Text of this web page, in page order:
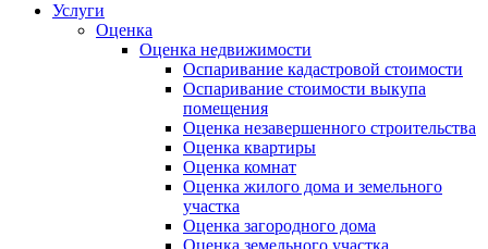
Услуги
Оценка
Оценка недвижимости
Оспаривание кадастровой стоимости
Оспаривание стоимости выкупа
помещения
Оценка незавершенного строительства
Оценка квартиры
Оценка комнат
Оценка жилого дома и земельного
участка
Оценка загородного дома